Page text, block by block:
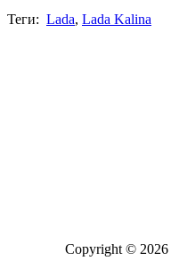
Теги: Lada, Lada Kalina
Copyright © 2026